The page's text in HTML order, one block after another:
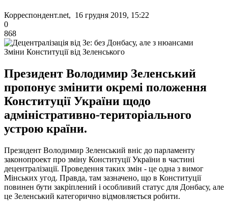
Корреспондент.net, 16 грудня 2019, 15:22
0
868
Зміни Конституції від Зеленського
Президент Володимир Зеленський
пропонує змінити окремі положення
Конституції України щодо
адміністративно-територіального
устрою країни.
Президент Володимир Зеленський вніс до парламенту
законопроект про зміну Конституції України в частині
децентралізації. Проведення таких змін - це одна з вимог
Мінських угод. Правда, там зазначено, що в Конституції
повинен бути закріплений і особливий статус для Донбасу, але
це Зеленський категорично відмовляється робити.